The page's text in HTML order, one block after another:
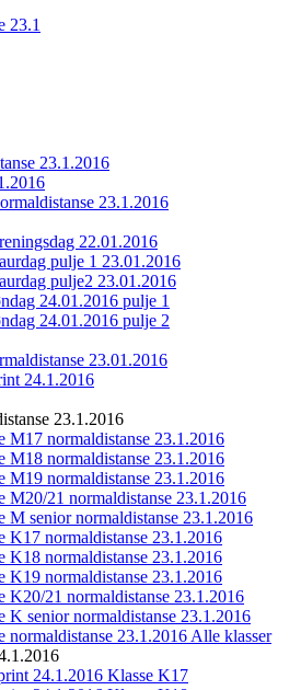
23.1
23.1.2016
23.1.2016
22.01.2016
pulje 1 23.01.2016
pulje2 23.01.2016
24.01.2016 pulje 1
24.01.2016 pulje 2
23.01.2016
24.1.2016
23.1.2016
M17 normaldistanse 23.1.2016
M18 normaldistanse 23.1.2016
M19 normaldistanse 23.1.2016
M20/21 normaldistanse 23.1.2016
M senior normaldistanse 23.1.2016
K17 normaldistanse 23.1.2016
K18 normaldistanse 23.1.2016
K19 normaldistanse 23.1.2016
K20/21 normaldistanse 23.1.2016
K senior normaldistanse 23.1.2016
normaldistanse 23.1.2016 Alle klasser
24.1.2016 Klasse K17